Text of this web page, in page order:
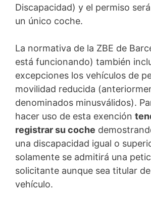
Discapacidad) y el permiso
un único coche.
La normativa de la ZBE de
está funcionando) también
excepciones los vehículos de
movilidad reducida
denominados minusválidos).
hacer uso de esta exención
registrar su coche
una discapacidad igual o
solamente se admitirá una
solicitante aunque sea titular
vehículo.